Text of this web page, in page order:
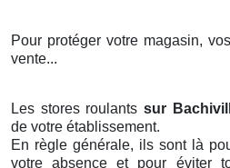
Pour protéger votre magasin,
vente...
Les stores roulantssur
de votre établissement.
En règle générale, ils sont là
votre absence et pour éviter